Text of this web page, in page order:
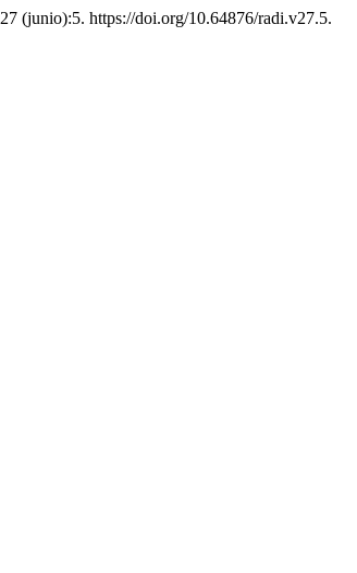
27 (junio):5. https://doi.org/10.64876/radi.v27.5.